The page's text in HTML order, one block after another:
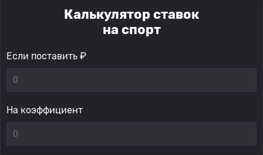
Калькулятор ставок
на спорт
Если поставить ₽
На коэффициент